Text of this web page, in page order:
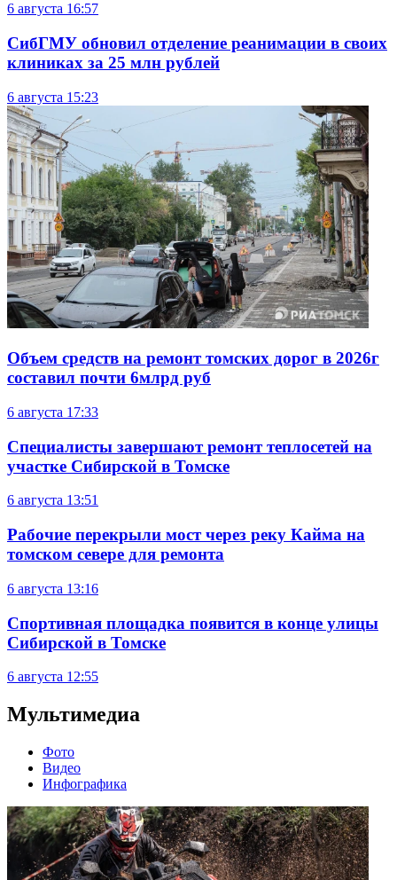
6 августа 16:57
СибГМУ обновил отделение реанимации в своих
клиниках за 25 млн рублей
6 августа 15:23
Объем средств на ремонт томских дорог в 2026г
составил почти 6млрд руб
6 августа 17:33
Специалисты завершают ремонт теплосетей на
участке Сибирской в Томске
6 августа 13:51
Рабочие перекрыли мост через реку Кайма на
томском севере для ремонта
6 августа 13:16
Спортивная площадка появится в конце улицы
Сибирской в Томске
6 августа 12:55
Мультимедиа
Фото
Видео
Инфографика